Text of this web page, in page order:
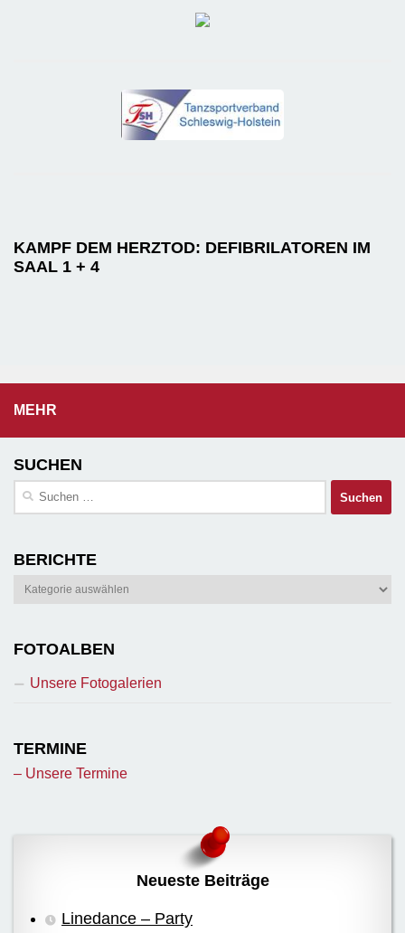
KAMPF DEM HERZTOD: DEFIBRILATOREN IM
SAAL 1 + 4
MEHR
SUCHEN
Suchen
BERICHTE
Berichte
FOTOALBEN
Unsere Fotogalerien
TERMINE
– Unsere Termine
Neueste Beiträge
Linedance – Party